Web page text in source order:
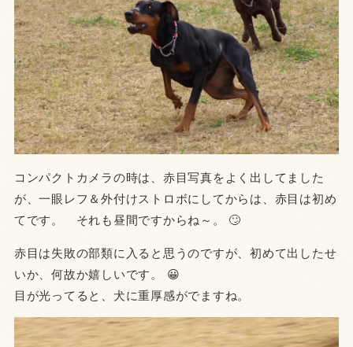
コンパクトカメラの時は、赤目写真をよく出してました
が、一眼レフ＆外付けストロボにしてからは、赤目は初め
てです。 それも昼間ですからね～。 🙄
赤目は失敗の部類に入ると思うのですが、初めて出したせ
いか、何故か嬉しいです。 😀
目が光ってると、犬に重厚感がでますね。